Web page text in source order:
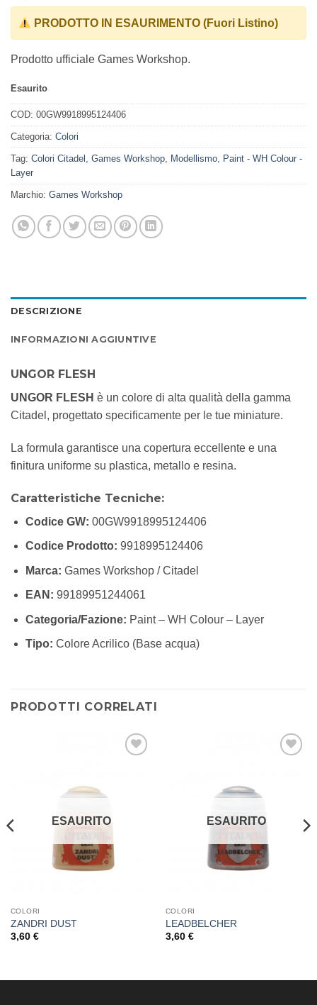
PRODOTTO IN ESAURIMENTO (Fuori Listino)
Prodotto ufficiale Games Workshop.
Esaurito
COD: 00GW9918995124406
Categoria: Colori
Tag: Colori Citadel Games Workshop Modellismo
Paint - WH Colour -
Layer
Marchio: Games Workshop
DESCRIZIONE
INFORMAZIONI AGGIUNTIVE
UNGOR FLESH
UNGOR FLESH è un colore di alta qualità della gamma
Citadel, progettato specificamente per le tue miniature.
La formula garantisce una copertura eccellente e una
finitura uniforme su plastica, metallo e resina.
Caratteristiche Tecniche:
Codice GW: 00GW9918995124406
Codice Prodotto: 9918995124406
Marca: Games Workshop / Citadel
EAN: 99189951244061
Categoria/Fazione: Paint – WH Colour – Layer
Tipo: Colore Acrilico (Base acqua)
PRODOTTI CORRELATI
ESAURITO
COLORI
ZANDRI DUST
3,60 €
ESAURITO
COLORI
LEADBELCHER
3,60 €